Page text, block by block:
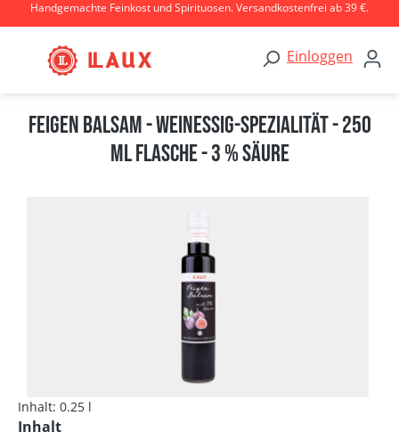
Zum Hauptinhalt springen
Handgemachte Feinkost und Spirituosen. Versandkostenfrei ab 39 €.
Einloggen
Feigen Balsam - Weinessig-Spezialität - 250
ml Flasche - 3 % Säure
Inhalt: 0.25 l
Inhaltauswählen